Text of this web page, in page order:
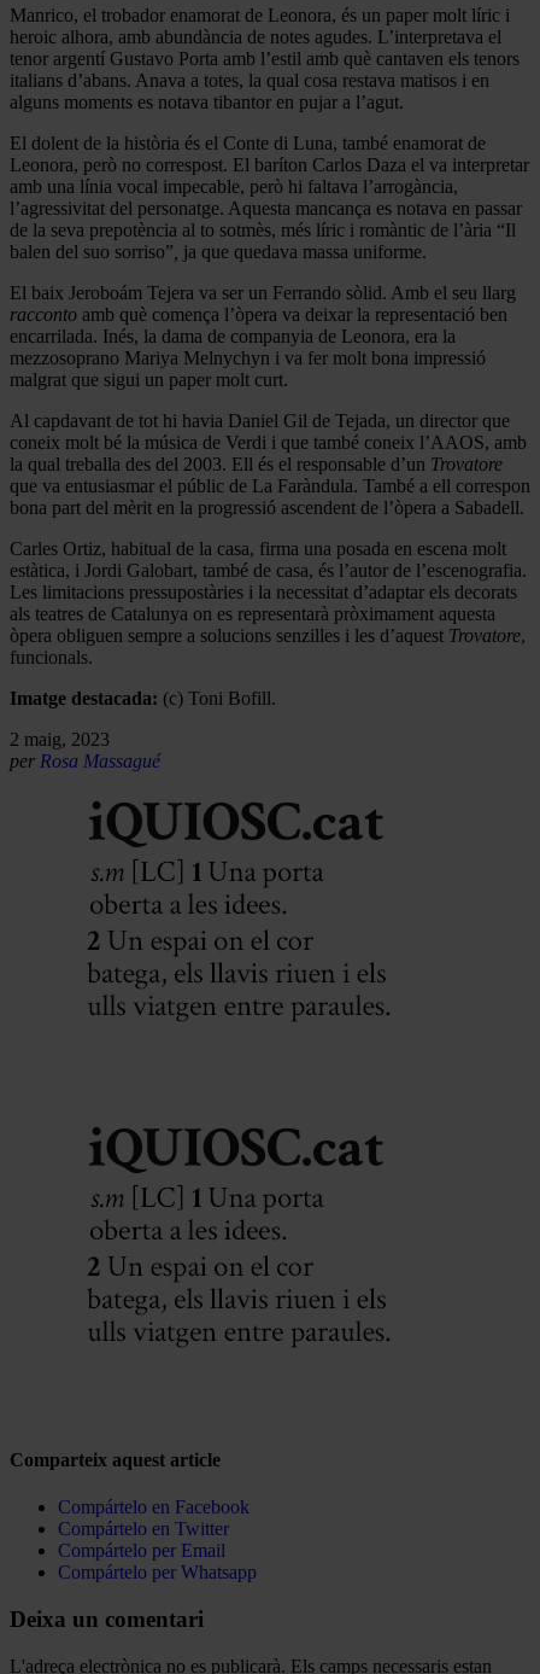
Manrico, el trobador enamorat de Leonora, és un paper molt líric i
heroic alhora, amb abundància de notes agudes. L’interpretava el
tenor argentí Gustavo Porta amb l’estil amb què cantaven els tenors
italians d’abans. Anava a totes, la qual cosa restava matisos i en
alguns moments es notava tibantor en pujar a l’agut.
El dolent de la història és el Conte di Luna, també enamorat de
Leonora, però no correspost. El baríton Carlos Daza el va interpretar
amb una línia vocal impecable, però hi faltava l’arrogància,
l’agressivitat del personatge. Aquesta mancança es notava en passar
de la seva prepotència al to sotmès, més líric i romàntic de l’ària “Il
balen del suo sorriso” ja que quedava massa uniforme.
El baix Jeroboám Tejera va ser un Ferrando sòlid. Amb el seu llarg
racconto amb què comença l’òpera va deixar la representació ben
encarrilada. Inés, la dama de companyia de Leonora, era la
mezzosoprano Mariya Melnychyn i va fer molt bona impressió
malgrat que sigui un paper molt curt.
Al capdavant de tot hi havia Daniel Gil de Tejada, un director que
coneix molt bé la música de Verdi i que també coneix l’AAOS, amb
la qual treballa des del 2003. Ell és el responsable d’un Trovatore
que va entusiasmar el públic de La Faràndula. També a ell correspon
bona part del mèrit en la progressió ascendent de l’òpera a Sabadell.
Carles Ortiz, habitual de la casa, firma una posada en escena molt
estàtica, i Jordi Galobart, també de casa, és l’autor de l’escenografia.
Les limitacions pressupostàries i la necessitat d’adaptar els decorats
als teatres de Catalunya on es representarà pròximament aquesta
òpera obliguen sempre a solucions senzilles i les d’aquest Trovatore,
funcionals.
Imatge destacada: (c) Toni Bofill.
2 maig, 2023
per Rosa Massagué
Comparteix aquest article
Compártelo en Facebook
Compártelo en Twitter
Compártelo per Email
Compártelo per Whatsapp
Deixa un comentari
L'adreça electrònica no es publicarà. Els camps necessaris estan